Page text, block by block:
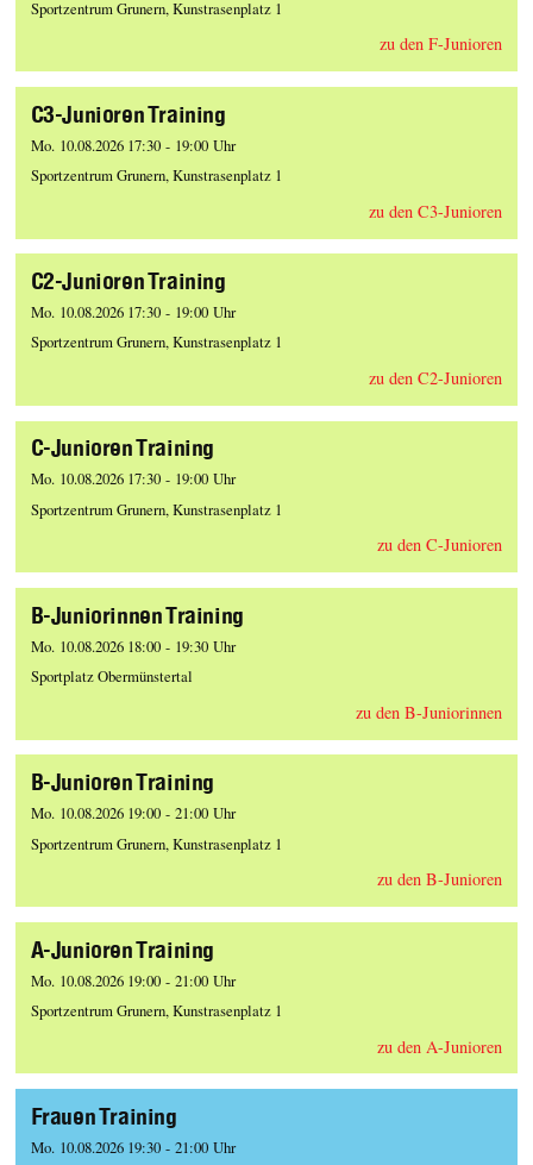
Sportzentrum Grunern, Kunstrasenplatz 1
zu den F-Junioren
C3-Junioren Training
Mo. 10.08.2026 17:30 - 19:00 Uhr
Sportzentrum Grunern, Kunstrasenplatz 1
zu den C3-Junioren
C2-Junioren Training
Mo. 10.08.2026 17:30 - 19:00 Uhr
Sportzentrum Grunern, Kunstrasenplatz 1
zu den C2-Junioren
C-Junioren Training
Mo. 10.08.2026 17:30 - 19:00 Uhr
Sportzentrum Grunern, Kunstrasenplatz 1
zu den C-Junioren
B-Juniorinnen Training
Mo. 10.08.2026 18:00 - 19:30 Uhr
Sportplatz Obermünstertal
zu den B-Juniorinnen
B-Junioren Training
Mo. 10.08.2026 19:00 - 21:00 Uhr
Sportzentrum Grunern, Kunstrasenplatz 1
zu den B-Junioren
A-Junioren Training
Mo. 10.08.2026 19:00 - 21:00 Uhr
Sportzentrum Grunern, Kunstrasenplatz 1
zu den A-Junioren
Frauen Training
Mo. 10.08.2026 19:30 - 21:00 Uhr